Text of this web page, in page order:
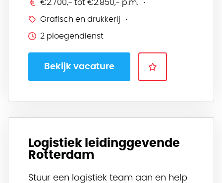
€2.700,- tot €2.850,- p.m.
Grafisch en drukkerij
2 ploegendienst
Bekijk vacature
Logistiek leidinggevende
Rotterdam
Stuur een logistiek team aan en help